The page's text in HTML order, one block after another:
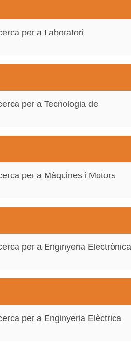
per a Laboratori
per a Tecnologia de
per a Màquines i Motors
per a Enginyeria Electrònica
per a Enginyeria Elèctrica